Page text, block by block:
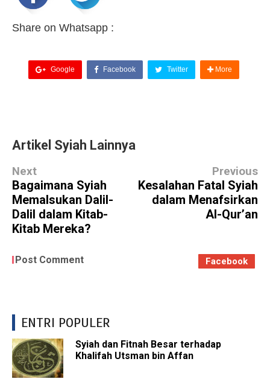
Share on Whatsapp :
Google Facebook Twitter More
Artikel Syiah Lainnya
Next
Bagaimana Syiah
Memalsukan Dalil-
Dalil dalam Kitab-
Kitab Mereka?
Previous
Kesalahan Fatal Syiah
dalam Menafsirkan
Al-Qur’an
Post Comment Facebook
ENTRI POPULER
Syiah dan Fitnah Besar terhadap
Khalifah Utsman bin Affan